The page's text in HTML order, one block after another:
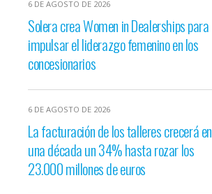
6 DE AGOSTO DE 2026
Solera crea Women in Dealerships para
impulsar el liderazgo femenino en los
concesionarios
6 DE AGOSTO DE 2026
La facturación de los talleres crecerá en
una década un 34% hasta rozar los
23.000 millones de euros